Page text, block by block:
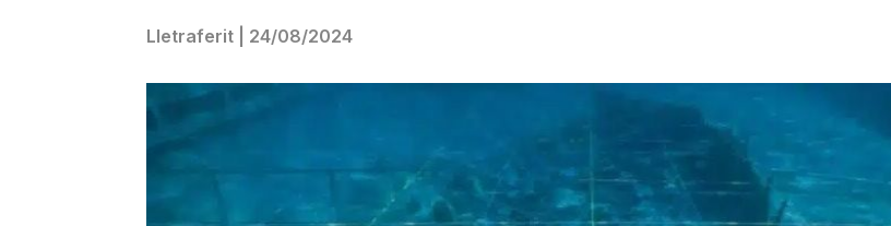
Lletraferit 24/08/2024